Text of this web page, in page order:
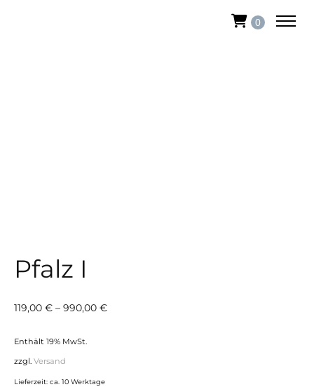
0
Pfalz I
119,00 € – 990,00 €Preisspanne:
Enthält 19% MwSt.
zzgl. Versand
Lieferzeit: ca. 10 Werktage